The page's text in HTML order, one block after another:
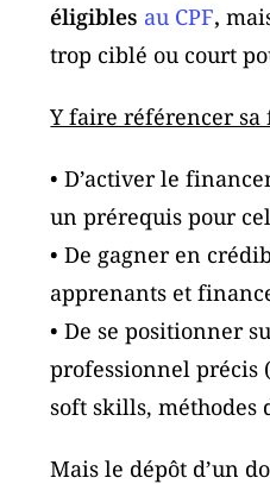
éligibles au CPF,
trop ciblé ou court
Y faire référencer
• D’activer le
un prérequis pour
• De gagner en
apprenants et
• De se positionner
professionnel précis
soft skills, méthodes
Mais le dépôt d’un